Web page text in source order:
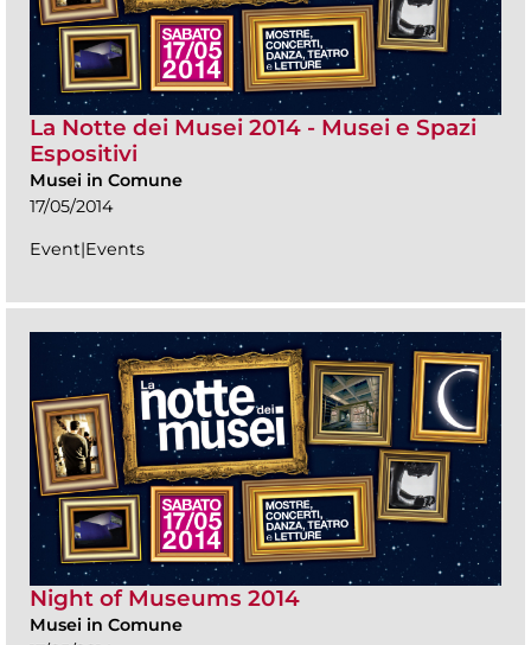
La Notte dei Musei 2014 - Musei e Spazi
Espositivi
Musei in Comune
17/05/2014
Event|Events
Night of Museums 2014
Musei in Comune